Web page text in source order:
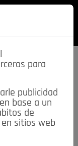
para
publicidad
base a un
de
sitios web